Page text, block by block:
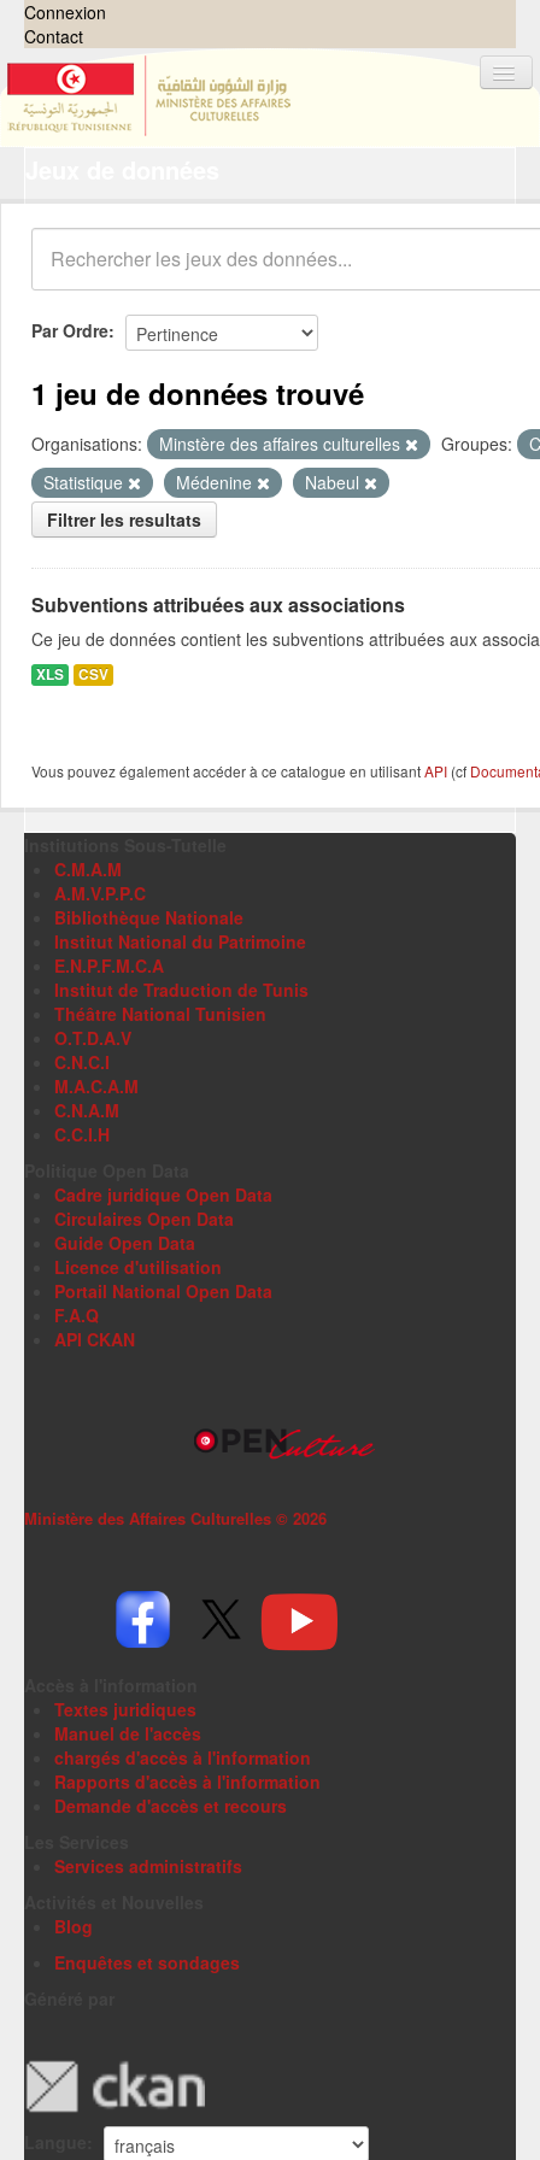
Connexion
Contact
Organisations
Groupes
Demandes 0
À propos
Par Ordre
1 jeu de données trouvé
Organisations: Minstère des affaires culturelles Groupes:
Statistique
Médenine
Nabeul
Filtrer les resultats
Subventions attribuées aux associations
Ce jeu de données contient les subventions attribuées aux
XLS CSV
Vous pouvez également accéder à ce catalogue en utilisantAPI (cf
C.M.A.M
A.M.V.P.P.C
Bibliothèque Nationale
Institut National du Patrimoine
E.N.P.F.M.C.A
Institut de Traduction de Tunis
Théâtre National Tunisien
O.T.D.A.V
C.N.C.I
M.A.C.A.M
C.N.A.M
C.C.I.H
Cadre juridique Open Data
Circulaires Open Data
Guide Open Data
Licence d'utilisation
Portail National Open Data
F.A.Q
API CKAN
Ministère des Affaires Culturelles © 2026
Textes juridiques
Manuel de l'accès
chargés d'accès à l'information
Rapports d'accès à l'information
Demande d'accès et recours
Services administratifs
Blog
Enquêtes et sondages